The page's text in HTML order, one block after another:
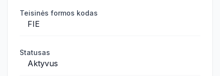
Teisinės formos kodas
FIE
Statusas
Aktyvus